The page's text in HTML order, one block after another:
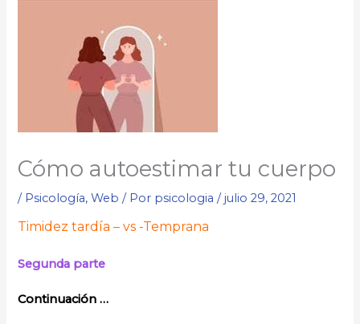
Cómo autoestimar tu cuerpo
/ Psicología,Web / Por psicologia/ julio 29, 2021
Timidez tardía – vs -Temprana
Segunda parte
Continuación …